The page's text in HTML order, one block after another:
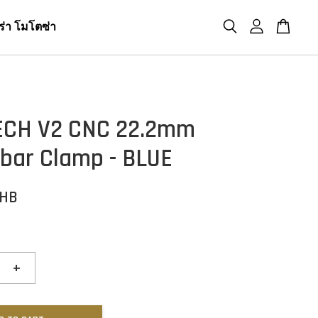
า โมโตซ่า
V2 CNC 22.2mm
Clamp - BLUE
+